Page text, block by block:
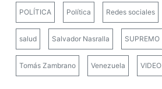
POLÍTICA Política Redes sociales
salud Salvador Nasralla SUPREMO
Tomás Zambrano Venezuela VIDEO